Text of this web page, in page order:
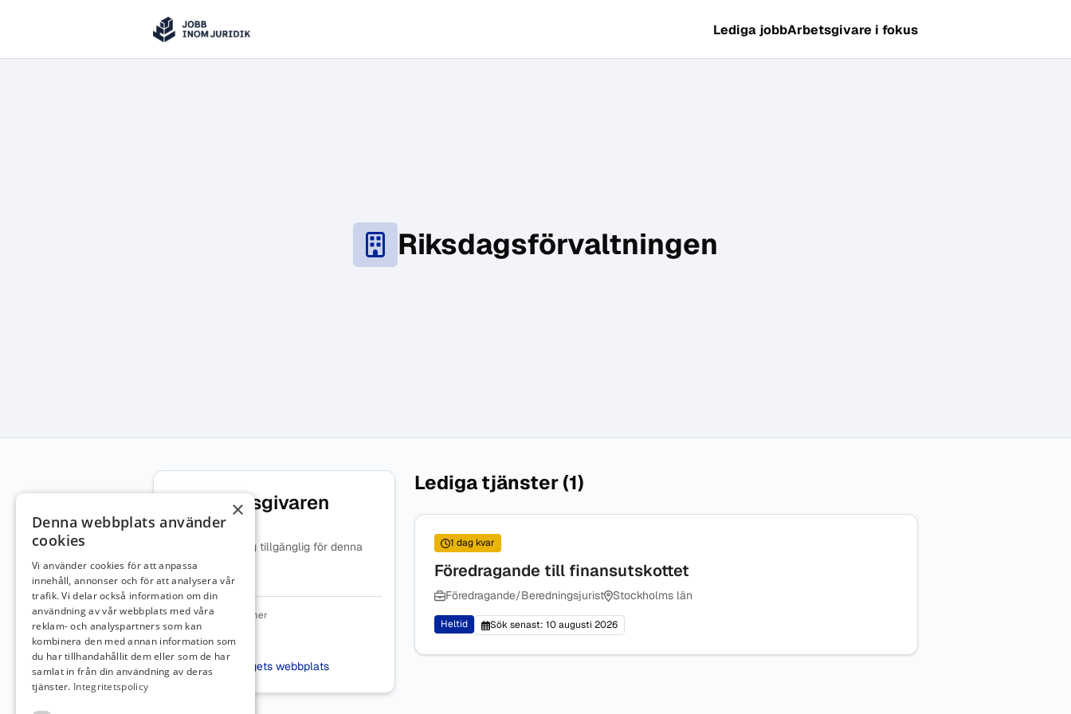
Hoppa till innehåll
Jobbinomjuridik Lediga jobbArbetsgivare i fokus
Riksdagsförvaltningen
Om arbetsgivaren
Ingen beskrivning tillgänglig för denna
Organisationsnummer
2021002627
Webbplats
Besök företagets webbplats
Lediga tjänster (1)
1 dag kvar
Föredragande till finansutskottet
Föredragande/Beredningsjurist Stockholms län
Heltid Sök senast: 10 augusti 2026
×
Denna webbplats använder
cookies
Vi använder cookies för att anpassa
innehåll, annonser och för att analysera vår
trafik. Vi delar också information om din
användning av vår webbplats med våra
reklam- och analyspartners som kan
kombinera den med annan information som
du har tillhandahållit dem eller som de har
samlat in från din användning av deras
tjänster. Integritetspolicy